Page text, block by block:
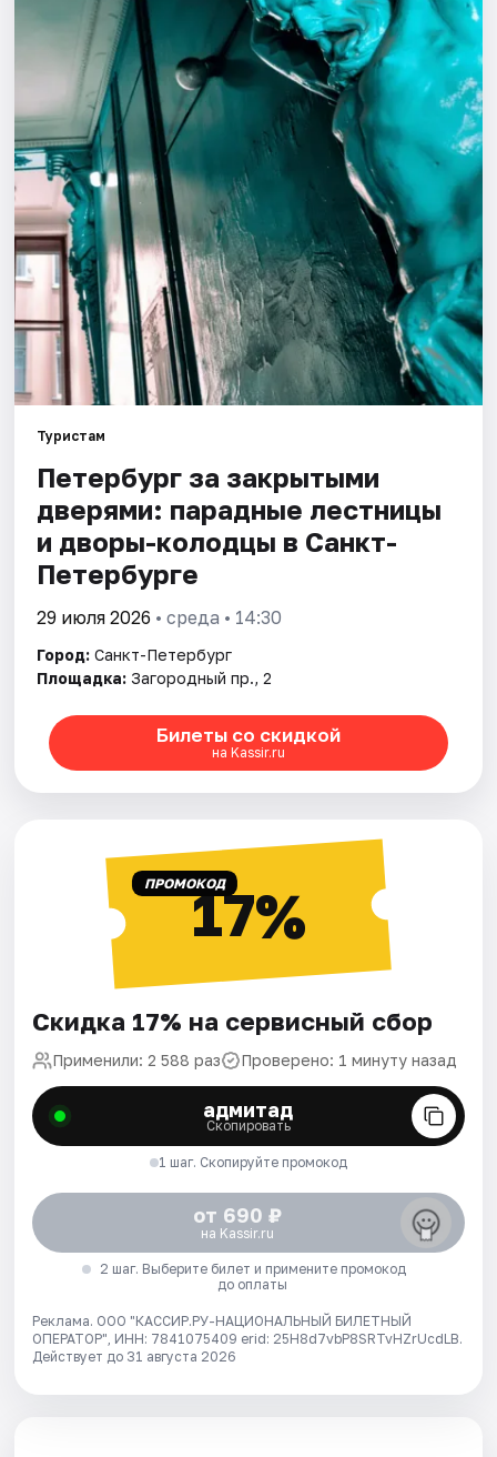
Площадки
Артисты
Рейтинги
Туристам
Петербург за закрытыми
дверями: парадные лестницы
и дворы-колодцы в Санкт-
Петербурге
29 июля 2026 • среда • 14:30
Город: Санкт-Петербург
Площадка: Загородный пр., 2
Билеты со скидкой
на Kassir.ru
ПРОМОКОД17%
Скидка 17% на сервисный сбор
Применили: 2 588 раз Проверено: 1 минуту назад
адмитад
Скопировать
1 шаг. Скопируйте промокод
от 690 ₽
на Kassir.ru
2 шаг. Выберите билет и примените промокод
до оплаты
Реклама. ООО "КАССИР.РУ-НАЦИОНАЛЬНЫЙ БИЛЕТНЫЙ
ОПЕРАТОР", ИНН: 7841075409 erid: 25H8d7vbP8SRTvHZrUcdLB.
Действует до 31 августа 2026